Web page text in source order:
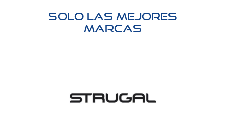
Solo las mejores
marcas